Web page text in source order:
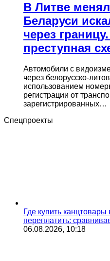
В Литве
Беларуси
через
преступная
Автомобили с
через белорусско-
использованием
регистрации от
зарегистрированных…
Спецпроекты
Где купить
переплатить:
06.08.2026, 10:18